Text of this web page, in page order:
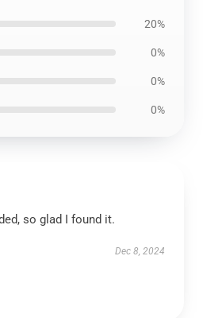
20%
0%
0%
0%
so glad I found it.
Dec 8, 2024